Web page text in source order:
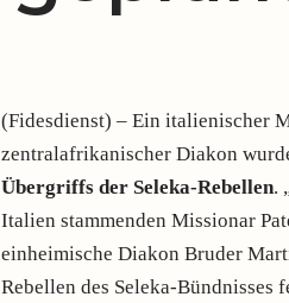
(Fidesdienst) – Ein italienischer
zentralafrikanischer Diakon
Übergriffs der Seleka-Rebellen.
Italien stammenden Missionar
einheimische Diakon Bruder
Rebellen des Seleka-Bündnisses